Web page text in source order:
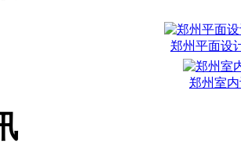
郑州平面设
郑州室